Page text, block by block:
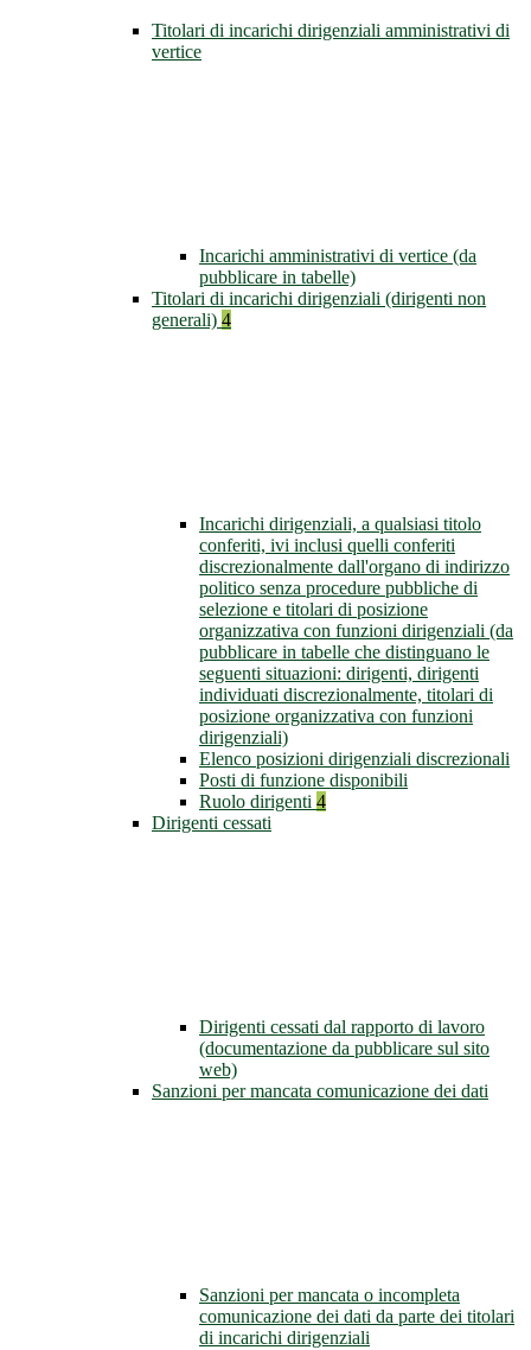
Titolari di incarichi dirigenziali amministrativi di
vertice
Incarichi amministrativi di vertice (da
pubblicare in tabelle)
Titolari di incarichi dirigenziali (dirigenti non
generali) 4
Incarichi dirigenziali, a qualsiasi titolo
conferiti, ivi inclusi quelli conferiti
discrezionalmente dall'organo di indirizzo
politico senza procedure pubbliche di
selezione e titolari di posizione
organizzativa con funzioni dirigenziali (da
pubblicare in tabelle che distinguano le
seguenti situazioni: dirigenti, dirigenti
individuati discrezionalmente, titolari di
posizione organizzativa con funzioni
dirigenziali)
Elenco posizioni dirigenziali discrezionali
Posti di funzione disponibili
Ruolo dirigenti 4
Dirigenti cessati
Dirigenti cessati dal rapporto di lavoro
(documentazione da pubblicare sul sito
web)
Sanzioni per mancata comunicazione dei dati
Sanzioni per mancata o incompleta
comunicazione dei dati da parte dei titolari
di incarichi dirigenziali